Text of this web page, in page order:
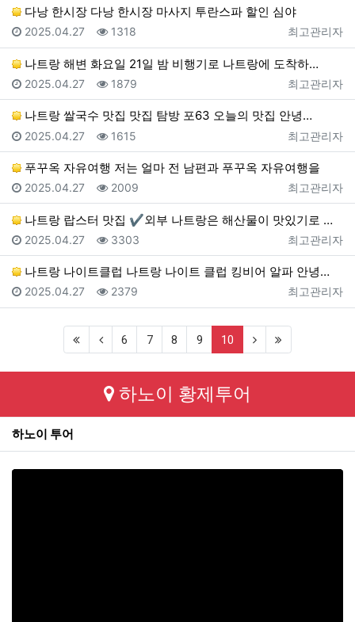
다낭 한시장 다낭 한시장 마사지 투란스파 할인 심야
등록자
최고관리자
등록일
2025.04.27 조회
1318
나트랑 해변 화요일 21일 밤 비행기로 나트랑에 도착하…
등록자
최고관리자
등록일
2025.04.27 조회
1879
나트랑 쌀국수 맛집 맛집 탐방 포63 오늘의 맛집 안녕…
등록자
최고관리자
등록일
2025.04.27 조회
1615
푸꾸옥 자유여행 저는 얼마 전 남편과 푸꾸옥 자유여행을
등록자
최고관리자
등록일
2025.04.27 조회
2009
나트랑 랍스터 맛집 ✔외부 나트랑은 해산물이 맛있기로 …
등록자
최고관리자
등록일
2025.04.27 조회
3303
나트랑 나이트클럽 나트랑 나이트 클럽 킹비어 알파 안녕…
등록자
최고관리자
등록일
2025.04.27 조회
2379
(first)(previous)
6 7 8 9 10 (current)
(next)
하노이 황제투어
하노이 투어